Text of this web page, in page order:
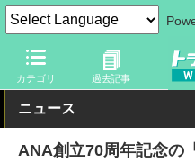
カテゴリ 過去記事
トラベル Watch 企業・政府・
ニュース
ANA創立70周年記念の